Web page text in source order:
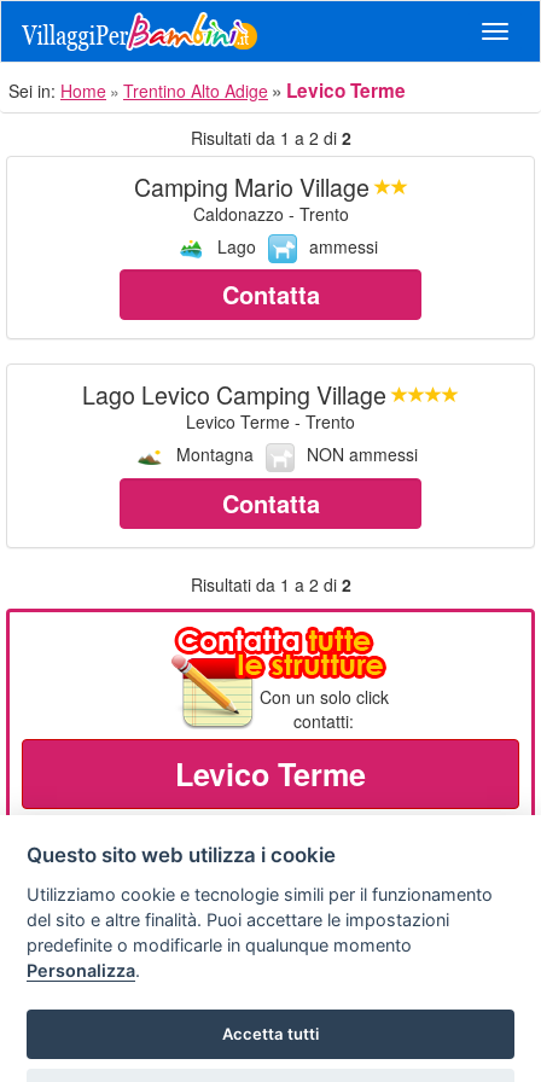
Sei in: Home Trentino Alto Adige Levico Terme
Risultati da 1 a 2 di 2
Camping Mario Village
Caldonazzo - Trento
Lago
ammessi
Contatta
Lago Levico Camping Village
Levico Terme - Trento
Montagna
NON ammessi
Contatta
Risultati da 1 a 2 di 2
Con un solo click
contatti:
Levico Terme
Privacy
policy
Avviso
legale
Scrivici
Preferenze cookie
Copyright © 2008
SVILUPPO TURISMO ITALIA S.r.L. unipersonale
Questo sito web utilizza i cookie
Utilizziamo cookie e tecnologie simili per il funzionamento
del sito e altre finalità. Puoi accettare le impostazioni
predefinite o modificarle in qualunque momento
Personalizza.
Accetta tutti